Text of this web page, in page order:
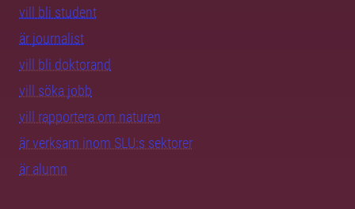
vill bli student
är journalist
vill bli doktorand
vill söka jobb
vill rapportera om naturen
är verksam inom SLU:s sektorer
är alumn